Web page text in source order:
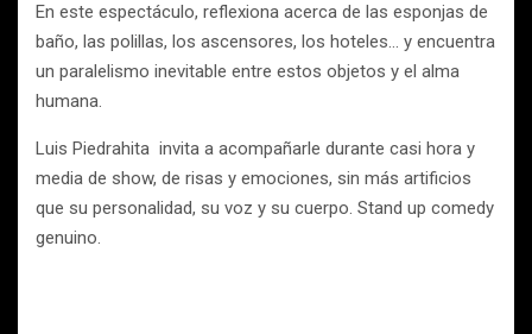
En este espectáculo, reflexiona acerca de las esponjas de
baño, las polillas, los ascensores, los hoteles… y encuentra
un paralelismo inevitable entre estos objetos y el alma
humana.
Luis Piedrahita invita a acompañarle durante casi hora y
media de show, de risas y emociones, sin más artificios
que su personalidad, su voz y su cuerpo. Stand up comedy
genuino.